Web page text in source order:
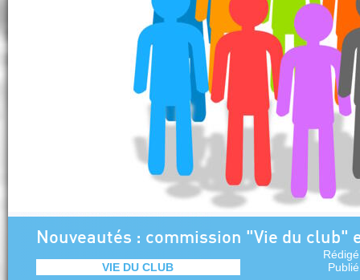
Nouveautés : commission "Vie du club"
VIE DU CLUB